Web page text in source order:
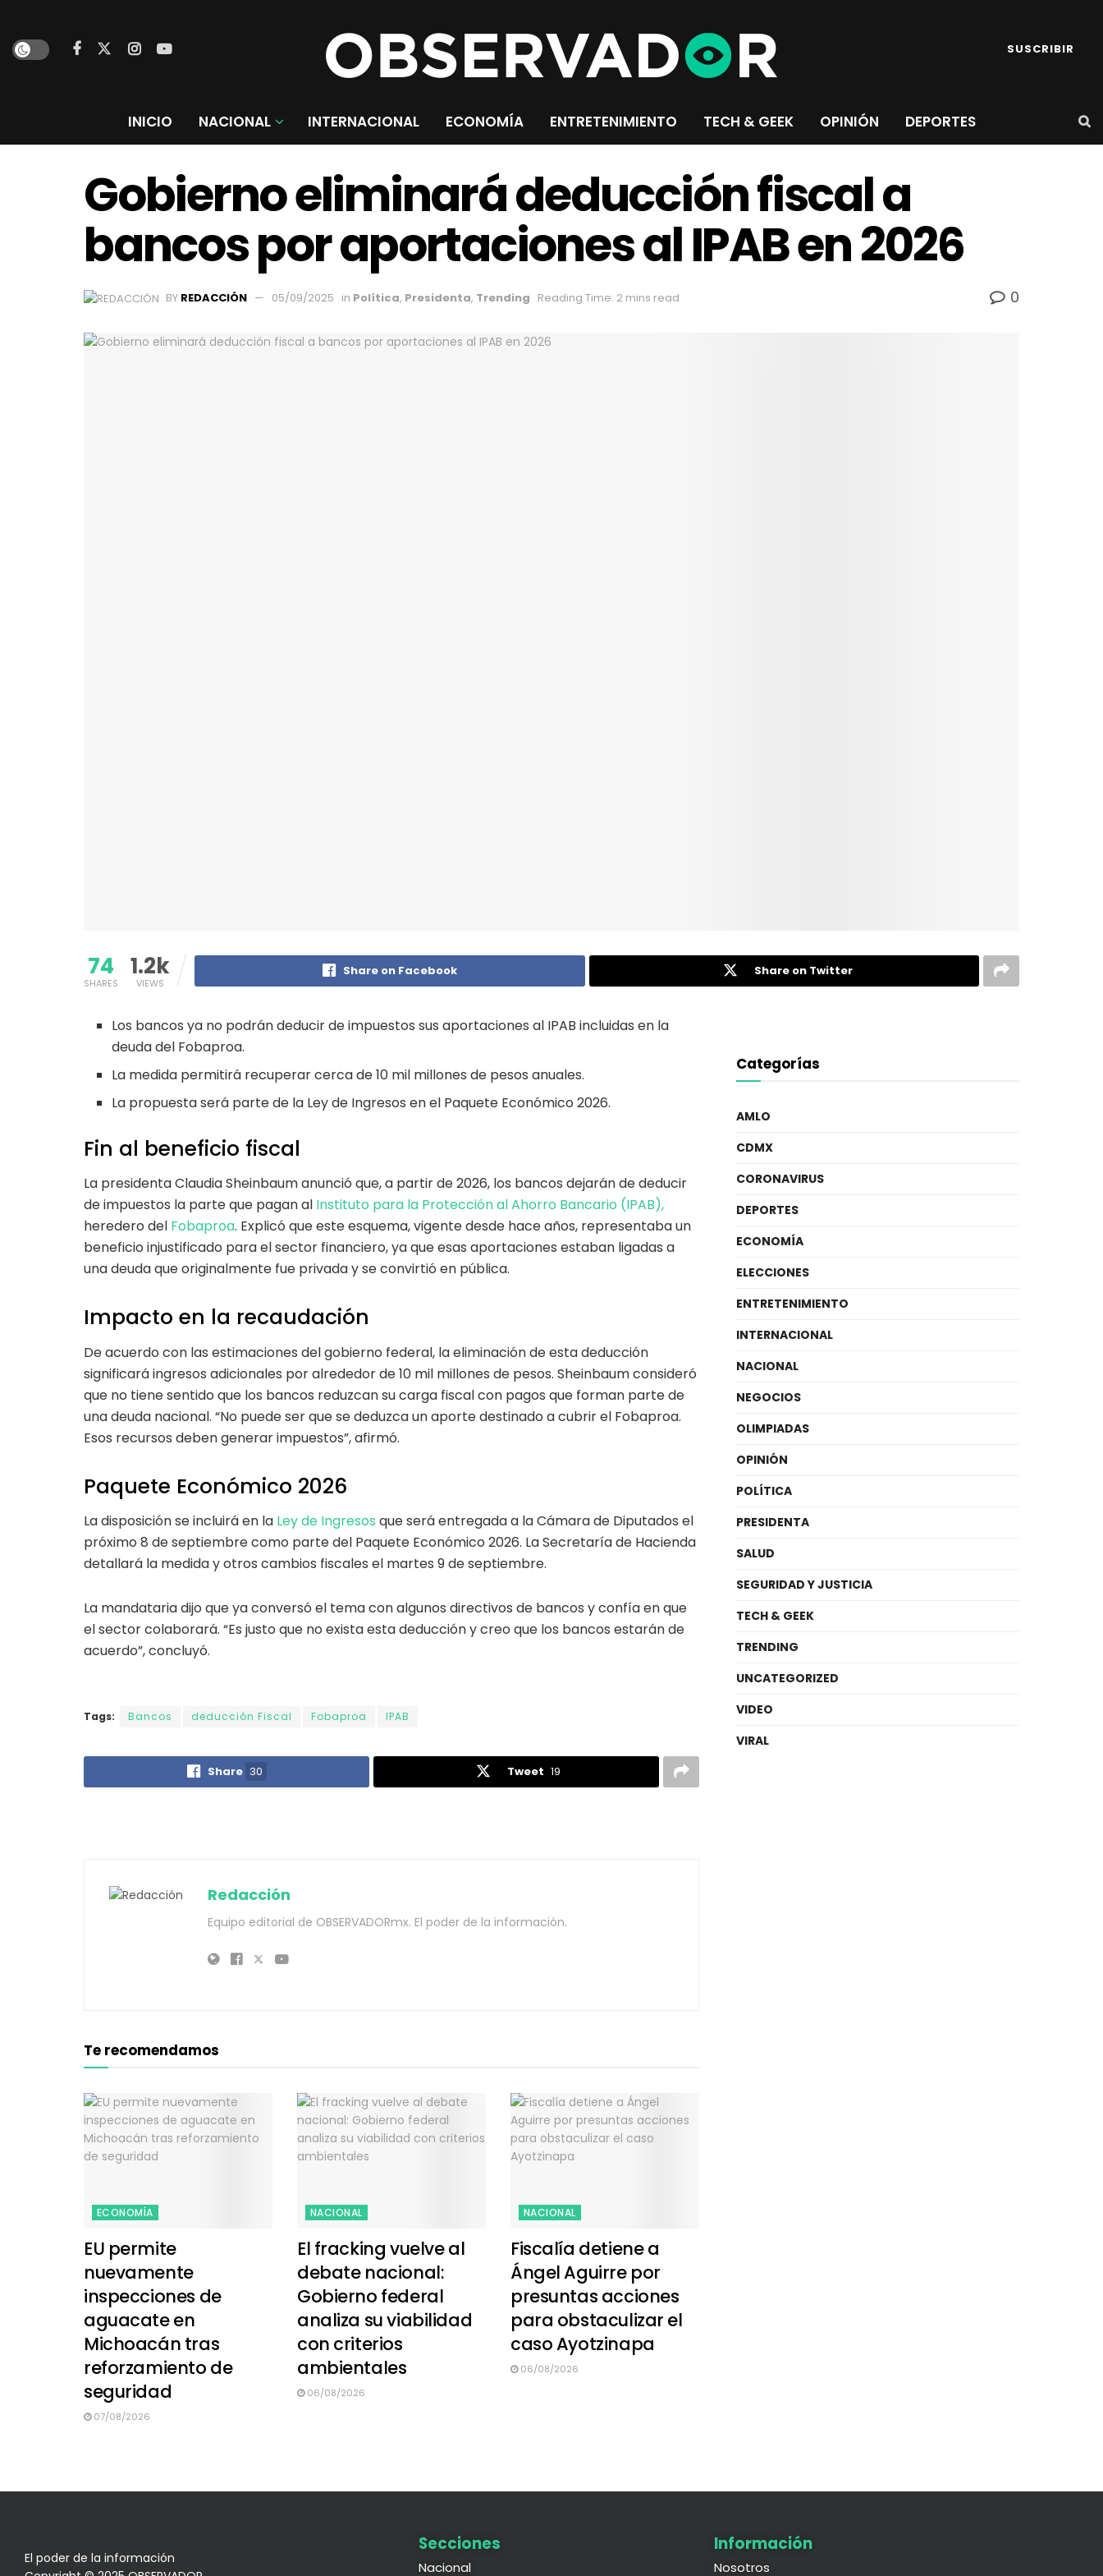
SUSCRIBIR
INICIO NACIONAL INTERNACIONAL ECONOMÍA ENTRETENIMIENTO TECH & GEEK OPINIÓN DEPORTES
Gobierno eliminará deducción fiscal a
bancos por aportaciones al IPAB en 2026
BY REDACCIÓN 05/09/2025 in Política, Presidenta, Trending Reading Time: 2 mins read 0
74
SHARES
1.2k
VIEWS
Share on Facebook Share on Twitter
Los bancos ya no podrán deducir de impuestos sus aportaciones al IPAB incluidas en la
deuda del Fobaproa.
La medida permitirá recuperar cerca de 10 mil millones de pesos anuales.
La propuesta será parte de la Ley de Ingresos en el Paquete Económico 2026.
Fin al beneficio fiscal
La presidenta Claudia Sheinbaum anunció que, a partir de 2026, los bancos dejarán de deducir
de impuestos la parte que pagan al Instituto para la Protección al Ahorro Bancario (IPAB),
heredero del Fobaproa. Explicó que este esquema, vigente desde hace años, representaba un
beneficio injustificado para el sector financiero, ya que esas aportaciones estaban ligadas a
una deuda que originalmente fue privada y se convirtió en pública.
Impacto en la recaudación
De acuerdo con las estimaciones del gobierno federal, la eliminación de esta deducción
significará ingresos adicionales por alrededor de 10 mil millones de pesos. Sheinbaum consideró
que no tiene sentido que los bancos reduzcan su carga fiscal con pagos que forman parte de
una deuda nacional. “No puede ser que se deduzca un aporte destinado a cubrir el Fobaproa.
Esos recursos deben generar impuestos”, afirmó.
Paquete Económico 2026
La disposición se incluirá en la Ley de Ingresos que será entregada a la Cámara de Diputados el
próximo 8 de septiembre como parte del Paquete Económico 2026. La Secretaría de Hacienda
detallará la medida y otros cambios fiscales el martes 9 de septiembre.
La mandataria dijo que ya conversó el tema con algunos directivos de bancos y confía en que
el sector colaborará. “Es justo que no exista esta deducción y creo que los bancos estarán de
acuerdo”, concluyó.
Tags: Bancos deducción Fiscal Fobaproa IPAB
Share 30 Tweet 19
Redacción
Equipo editorial de OBSERVADORmx. El poder de la información.
Te recomendamos
ECONOMÍA
EU permite
nuevamente
inspecciones de
aguacate en
Michoacán tras
reforzamiento de
seguridad
07/08/2026
NACIONAL
El fracking vuelve al
debate nacional:
Gobierno federal
analiza su viabilidad
con criterios
ambientales
06/08/2026
NACIONAL
Fiscalía detiene a
Ángel Aguirre por
presuntas acciones
para obstaculizar el
caso Ayotzinapa
06/08/2026
Categorías
AMLO
CDMX
CORONAVIRUS
DEPORTES
ECONOMÍA
ELECCIONES
ENTRETENIMIENTO
INTERNACIONAL
NACIONAL
NEGOCIOS
OLIMPIADAS
OPINIÓN
POLÍTICA
PRESIDENTA
SALUD
SEGURIDAD Y JUSTICIA
TECH & GEEK
TRENDING
UNCATEGORIZED
VIDEO
VIRAL
El poder de la información
Secciones
Nacional
Información
Nosotros